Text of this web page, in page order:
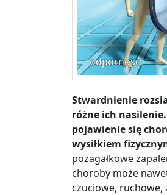
odporność
Stwardnienie
różne ich
pojawienie się
wysiłkiem
pozagałkowe
choroby może
czuciowe, ruchowe,